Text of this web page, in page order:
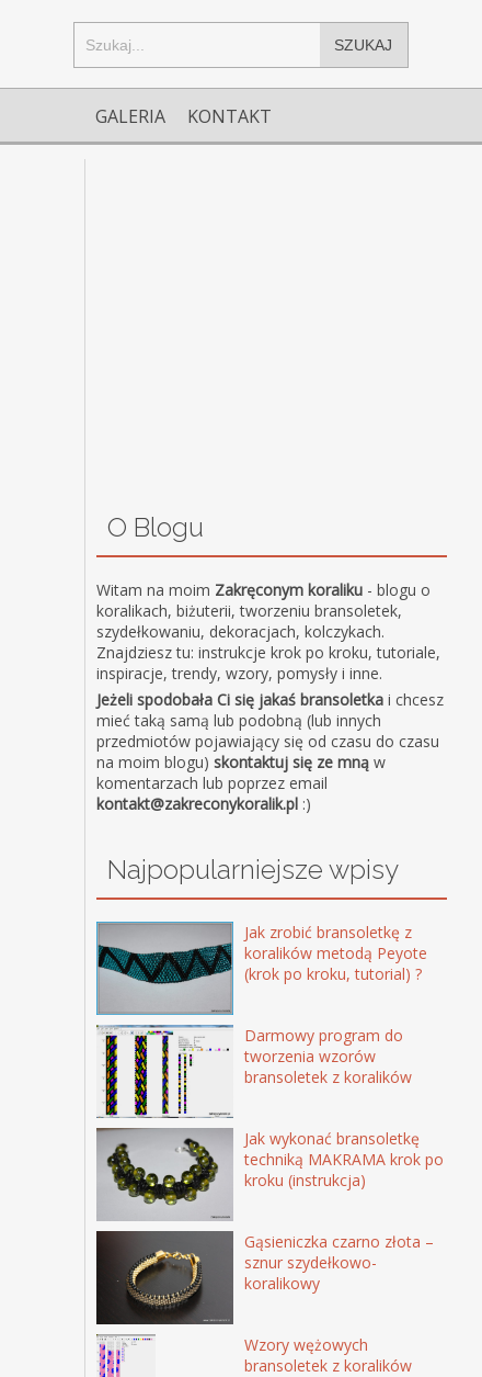
SZUKAJ
GALERIA KONTAKT
O Blogu
Witam na moim Zakręconym koraliku - blogu o
koralikach, biżuterii, tworzeniu bransoletek,
szydełkowaniu, dekoracjach, kolczykach.
Znajdziesz tu: instrukcje krok po kroku, tutoriale,
inspiracje, trendy, wzory, pomysły i inne.
Jeżeli spodobała Ci się jakaś bransoletka i chcesz
mieć taką samą lub podobną (lub innych
przedmiotów pojawiający się od czasu do czasu
na moim blogu)skontaktuj się ze mną w
komentarzach lub poprzez email
kontakt@zakreconykoralik.pl :)
Najpopularniejsze wpisy
Jak zrobić bransoletkę z
koralików metodą Peyote
(krok po kroku, tutorial) ?
Darmowy program do
tworzenia wzorów
bransoletek z koralików
Jak wykonać bransoletkę
techniką MAKRAMA krok po
kroku (instrukcja)
Gąsieniczka czarno złota –
sznur szydełkowo-
koralikowy
Wzory wężowych
bransoletek z koralików